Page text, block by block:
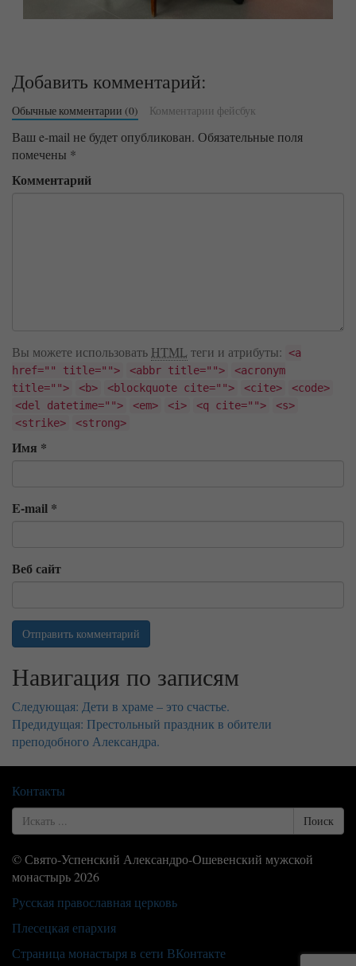
Добавить комментарий:
Обычные комментарии (0) Комментарии фейсбук
Ваш e-mail не будет опубликован. Обязательные поля
помечены *
Комментарий
Вы можете использовать HTML теги и атрибуты: <a
href="" title="">
<abbr title="">
<acronym
title="">
<b> <blockquote cite=""> <cite>
<code>
<del datetime="">
<em> <i> <q cite="">
<s>
<strike>
<strong>
Имя *
E-mail *
Веб сайт
Навигация по записям
Следующая: Дети в храме – это счастье.
Предидущая: Престольный праздник в обители
преподобного Александра.
Контакты
Search
for
Поиск
© Свято-Успенский Александро-Ошевенский мужской
монастырь 2026
Русская православная церковь
Плесецкая епархия
Страница монастыря в сети ВКонтакте